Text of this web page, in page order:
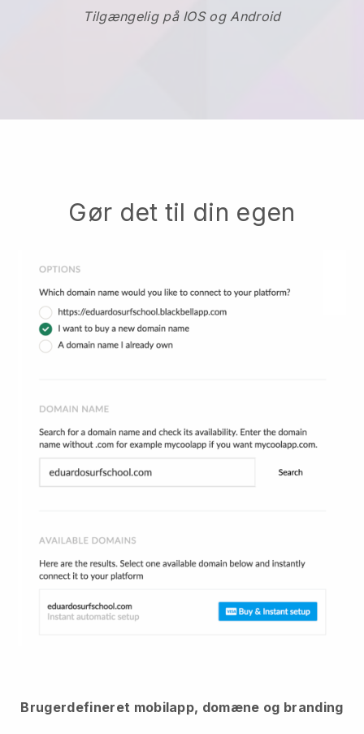
Tilgængelig på IOS og Android
Gør det til din egen
Brugerdefineret mobilapp, domæne og branding